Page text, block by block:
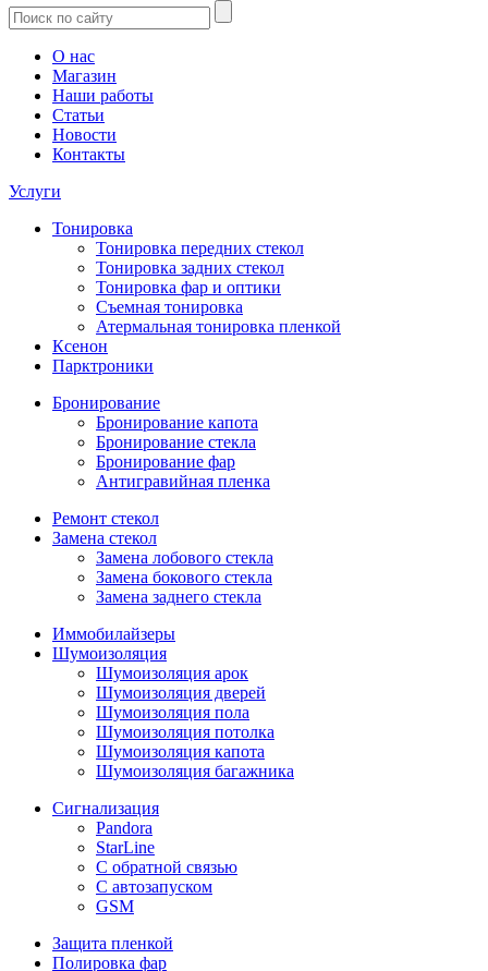
О нас
Магазин
Наши работы
Статьи
Новости
Контакты
Услуги
Тонировка
Тонировка передних стекол
Тонировка задних стекол
Тонировка фар и оптики
Съемная тонировка
Атермальная тонировка пленкой
Ксенон
Парктроники
Бронирование
Бронирование капота
Бронирование стекла
Бронирование фар
Антигравийная пленка
Ремонт стекол
Замена стекол
Замена лобового стекла
Замена бокового стекла
Замена заднего стекла
Иммобилайзеры
Шумоизоляция
Шумоизоляция арок
Шумоизоляция дверей
Шумоизоляция пола
Шумоизоляция потолка
Шумоизоляция капота
Шумоизоляция багажника
Сигнализация
Pandora
StarLine
С обратной связью
С автозапуском
GSM
Защита пленкой
Полировка фар